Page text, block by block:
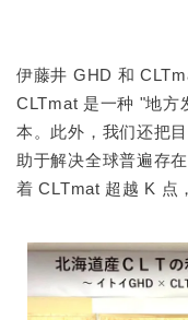
伊藤井 GHD 和
CLTmat 是一种 "地方
本。此外，我们还把
助于解决全球普遍存
着 CLTmat 超越 K 点